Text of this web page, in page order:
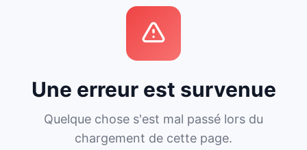
Une erreur est survenue
Quelque chose s'est mal passé lors du
chargement de cette page.